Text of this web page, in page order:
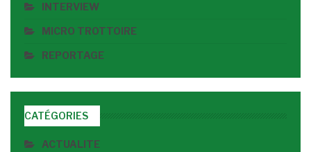
INTERVIEW
MICRO TROTTOIRE
REPORTAGE
CATÉGORIES
ACTUALITE